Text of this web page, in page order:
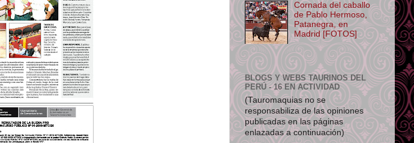
Cornada del caballo
de Pablo Hermoso,
Patanegra, en
Madrid [FOTOS]
BLOGS Y WEBS TAURINOS DEL
PERÚ - 16 EN ACTIVIDAD
(Tauromaquias no se
responsabiliza de las opiniones
publicadas en las páginas
enlazadas a continuación)